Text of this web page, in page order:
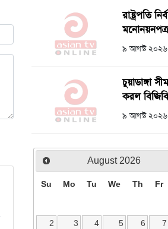
রাষ্ট্রপতি
মনোনয়নপত্র
৯ আগস্ট
চুয়াডাঙ্গা
করল বিজিবি
৯ আগস্ট
August 2026
Su Mo Tu We Th Fr
2
3 4 5 6 7